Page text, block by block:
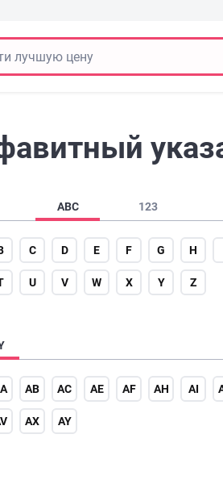
ABC 123
C D E F G H
U V W X Y Z
AB AC AE AF AH AI
AX AY